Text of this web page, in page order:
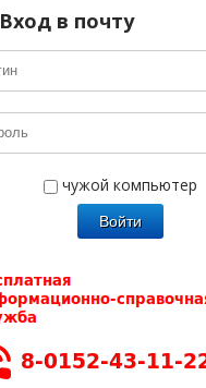
Вход в почту
чужой компьютер